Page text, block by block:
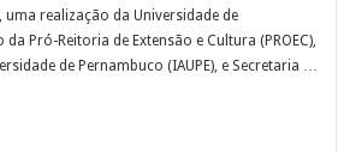
uma realização da Universidade de
Pró-Reitoria de Extensão e Cultura (PROEC),
de Pernambuco (IAUPE), e Secretaria …